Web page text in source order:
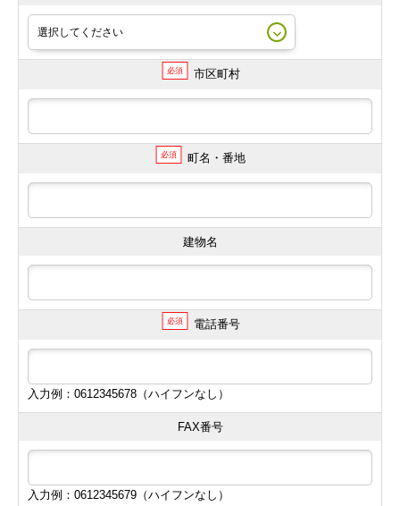
必須 市区町村
必須 町名・番地
建物名
必須 電話番号
入力例：0612345678（ハイフンなし）
FAX番号
入力例：0612345679（ハイフンなし）